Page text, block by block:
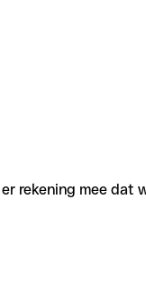
rekening mee dat